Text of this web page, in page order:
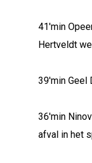
41'min
Hertveldt
39'min Geel
36'min
afval in het